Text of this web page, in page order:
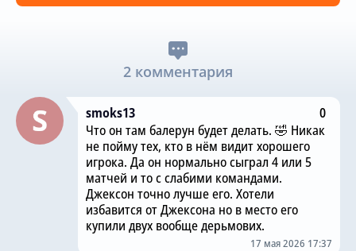
2 комментария
smoks13
0
Что он там балерун будет делать. 🤣 Никак
не пойму тех, кто в нём видит хорошего
игрока. Да он нормально сыграл 4 или 5
матчей и то с слабими командами.
Джексон точно лучше его. Хотели
избавится от Джексона но в место его
купили двух вообще дерьмових.
17 мая 2026 17:37